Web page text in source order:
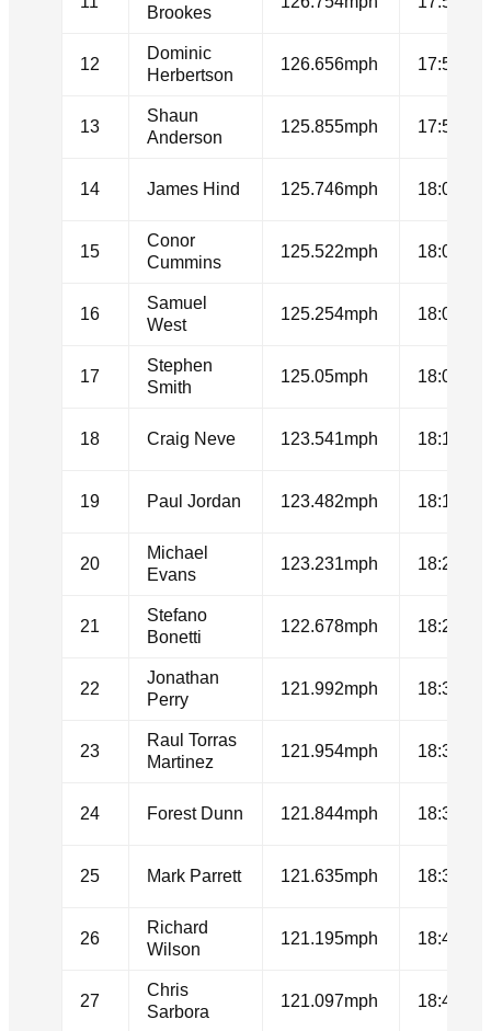
Brookes
12
Dominic
Herbertson
126.656mph
13
Shaun
Anderson
125.855mph
14 James Hind 125.746mph
15
Conor
Cummins
125.522mph
16
Samuel
West
125.254mph
17
Stephen
Smith
125.05mph
18 Craig Neve 123.541mph
19 Paul Jordan 123.482mph
20
Michael
Evans
123.231mph
21
Stefano
Bonetti
122.678mph
22
Jonathan
Perry
121.992mph
23
Raul Torras
Martinez
121.954mph
24 Forest Dunn 121.844mph
25 Mark Parrett 121.635mph
26
Richard
Wilson
121.195mph
27
Chris
Sarbora
121.097mph